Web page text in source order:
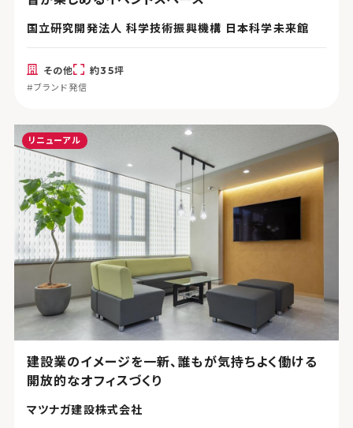
国立研究開発法人 科学技術振興機構 日本科学未来館
その他 約35坪
#ブランド発信
リニューアル
建設業のイメージを一新、誰もが気持ちよく働ける
開放的なオフィスづくり
マツナガ建設株式会社